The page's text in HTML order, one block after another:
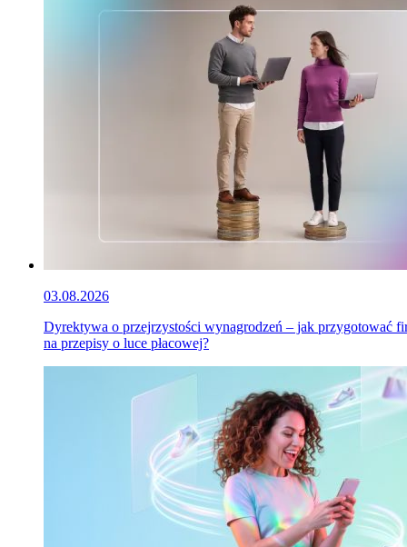
03.08.2026
Dyrektywa o przejrzystości wynagrodzeń – jak przygotować
na przepisy o luce płacowej?